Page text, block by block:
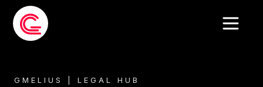
GMELIUS | LEGAL HUB